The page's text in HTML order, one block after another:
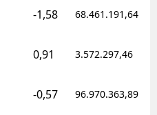
-1,58 68.461.191,64
0,91 3.572.297,46
-0,57 96.970.363,89